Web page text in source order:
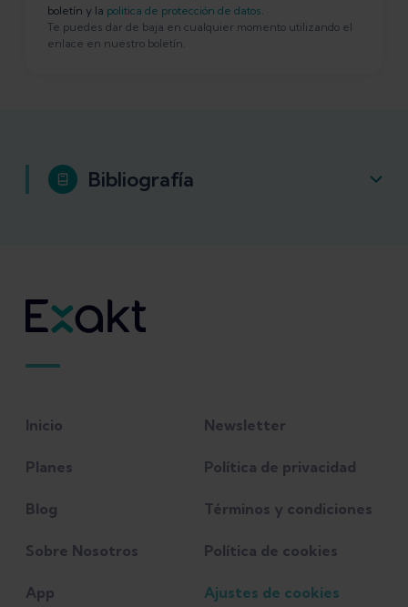
boletín y la politica de protección de datos.
Te puedes dar de baja en cualquier momento utilizando el
enlace en nuestro boletín.
Bibliografía
44(11): A1-A33.
Tu, P. (2018). Heel pain: diagnosis and
97(2), 86-93.
Inicio
Planes
Blog
Sobre Nosotros
App
Newsletter
Política de privacidad
Términos y condiciones
Política de cookies
Ajustes de cookies